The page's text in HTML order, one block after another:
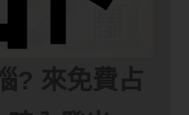
? 來免費占